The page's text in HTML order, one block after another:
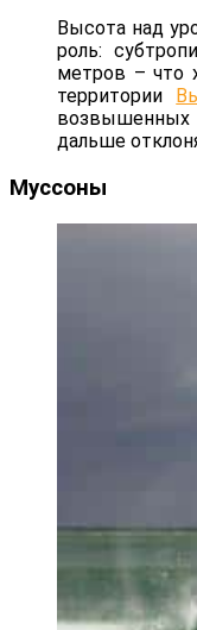
Высота над
роль:
метров – что
территории
дальше
Муссоны